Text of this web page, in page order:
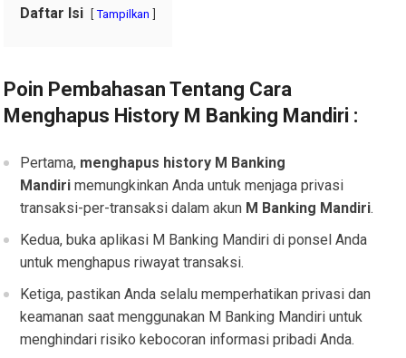
Daftar Isi Tampilkan
Poin Pembahasan Tentang Cara
Menghapus History M Banking Mandiri :
Pertama, menghapus history M Banking
Mandiri memungkinkan Anda untuk menjaga privasi
transaksi-per-transaksi dalam akun M Banking Mandiri.
Kedua, buka aplikasi M Banking Mandiri di ponsel Anda
untuk menghapus riwayat transaksi.
Ketiga, pastikan Anda selalu memperhatikan privasi dan
keamanan saat menggunakan M Banking Mandiri untuk
menghindari risiko kebocoran informasi pribadi Anda.